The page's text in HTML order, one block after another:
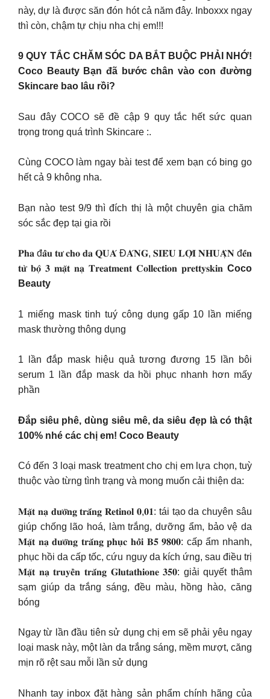
này, dự là được săn đón hót cả năm đây. Inboxxx ngay
thì còn, chậm tự chịu nha chị em!!!
9 QUY TẮC CHĂM SÓC DA BẮT BUỘC PHẢI NHỚ!
Coco Beauty Bạn đã bước chân vào con đường
Skincare bao lâu rồi?
Sau đây COCO sẽ đề cập 9 quy tắc hết sức quan
trọng trong quá trình Skincare :.
Cùng COCO làm ngay bài test để xem bạn có bing go
hết cả 9 không nha.
Bạn nào test 9/9 thì đích thị là một chuyên gia chăm
sóc sắc đẹp tại gia rồi
𝐏𝐡𝐚 đ𝐚̂̀𝐮 𝐭𝐮̛ 𝐜𝐡𝐨 𝐝𝐚 𝐐𝐔𝐀́ Đ𝐀́𝐍𝐆, 𝐒𝐈𝐄̂𝐔 𝐋𝐎̛̣𝐈 𝐍𝐇𝐔𝐀̣̂𝐍 đ𝐞̂́𝐧
𝐭𝐮̛̀ 𝐛𝐨̣̂ 𝟑 𝐦𝐚̣̆𝐭 𝐧𝐚̣ 𝐓𝐫𝐞𝐚𝐭𝐦𝐞𝐧𝐭 𝐂𝐨𝐥𝐥𝐞𝐜𝐭𝐢𝐨𝐧 𝐩𝐫𝐞𝐭𝐭𝐲𝐬𝐤𝐢𝐧 Coco
Beauty
1 miếng mask tinh tuý công dụng gấp 10 lần miếng
mask thường thông dụng
1 lần đắp mask hiệu quả tương đương 15 lần bôi
serum 1 lần đắp mask da hồi phục nhanh hơn mấy
phần
Đắp siêu phê, dùng siêu mê, da siêu đẹp là có thật
100% nhé các chị em! Coco Beauty
Có đến 3 loại mask treatment cho chị em lựa chọn, tuỳ
thuộc vào từng tình trạng và mong muốn cải thiện da:
𝐌𝐚̣̆𝐭 𝐧𝐚̣ 𝐝𝐮̛𝐨̛̃𝐧𝐠 𝐭𝐫𝐚̆́𝐧𝐠 𝐑𝐞𝐭𝐢𝐧𝐨𝐥 𝟎,𝟎𝟏: tái tạo da chuyên sâu
giúp chống lão hoá, làm trắng, dưỡng ẩm, bảo vệ da
𝐌𝐚̣̆𝐭 𝐧𝐚̣ 𝐝𝐮̛𝐨̛̃𝐧𝐠 𝐭𝐫𝐚̆́𝐧𝐠 𝐩𝐡𝐮̣𝐜 𝐡𝐨̂̀𝐢 𝐁𝟓 𝟗𝟖𝟎𝟎: cấp ẩm nhanh,
phục hồi da cấp tốc, cứu nguy da kích ứng, sau điều trị
𝐌𝐚̣̆𝐭 𝐧𝐚̣ 𝐭𝐫𝐮𝐲𝐞̂̀𝐧 𝐭𝐫𝐚̆́𝐧𝐠 𝐆𝐥𝐮𝐭𝐚𝐭𝐡𝐢𝐨𝐧𝐞 𝟑𝟓𝟎: giải quyết thâm
sạm giúp da trắng sáng, đều màu, hồng hào, căng
bóng
Ngay từ lần đầu tiên sử dụng chị em sẽ phải yêu ngay
loại mask này, một làn da trắng sáng, mềm mượt, căng
mịn rõ rệt sau mỗi lần sử dụng
Nhanh tay inbox đặt hàng sản phẩm chính hãng của